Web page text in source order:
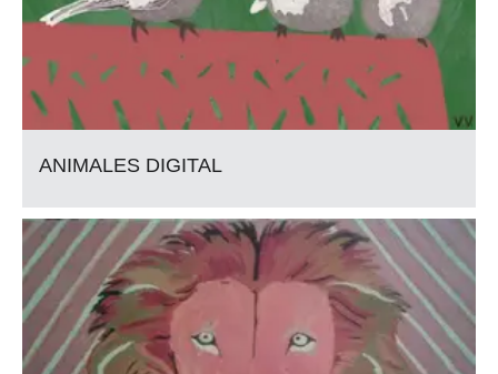
ANIMALES DIGITAL